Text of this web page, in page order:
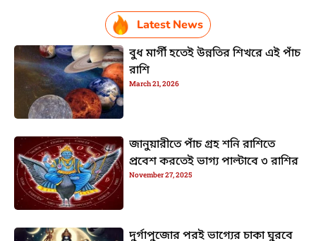
Latest News
বুধ মার্গী হতেই উন্নতির শিখরে এই পাঁচ
রাশি
March 21, 2026
জানুয়ারীতে পাঁচ গ্রহ শনি রাশিতে
প্রবেশ করতেই ভাগ্য পাল্টাবে ৩ রাশির
November 27, 2025
দুর্গাপুজোর পরই ভাগ্যের চাকা ঘুরবে